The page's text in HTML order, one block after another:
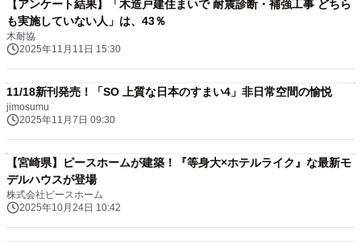
【アンケート結果】「木造戸建住まいで 耐震診断・補強工事 どちら
も実施していない人」は、43％
木耐協
2025年11月11日 15:30
11/18新刊発売！「SO 上質な日本のすまい4」非日常空間の愉悦
jimosumu
2025年11月7日 09:30
【宮崎県】ピースホームが建築！『等身大×ホテルライク』な最新モ
デルハウスが登場
株式会社ピースホーム
2025年10月24日 10:42